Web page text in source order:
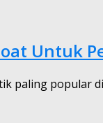
Untuk
paling popular